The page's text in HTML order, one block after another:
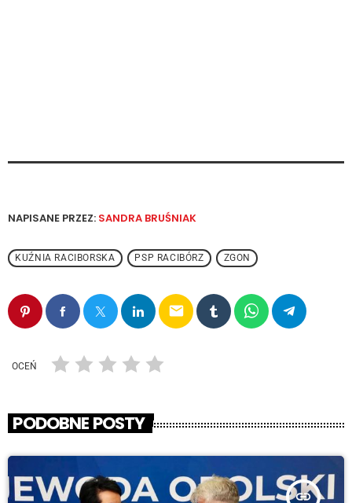
NAPISANE PRZEZ: SANDRA BRUŚNIAK
KUŹNIA RACIBORSKA PSP RACIBÓRZ ZGON
email
OCEŃ
PODOBNE POSTY
insert_link